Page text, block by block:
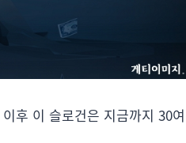
후 이 슬로건은 지금까지 30여